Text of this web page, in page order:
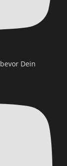
Dein